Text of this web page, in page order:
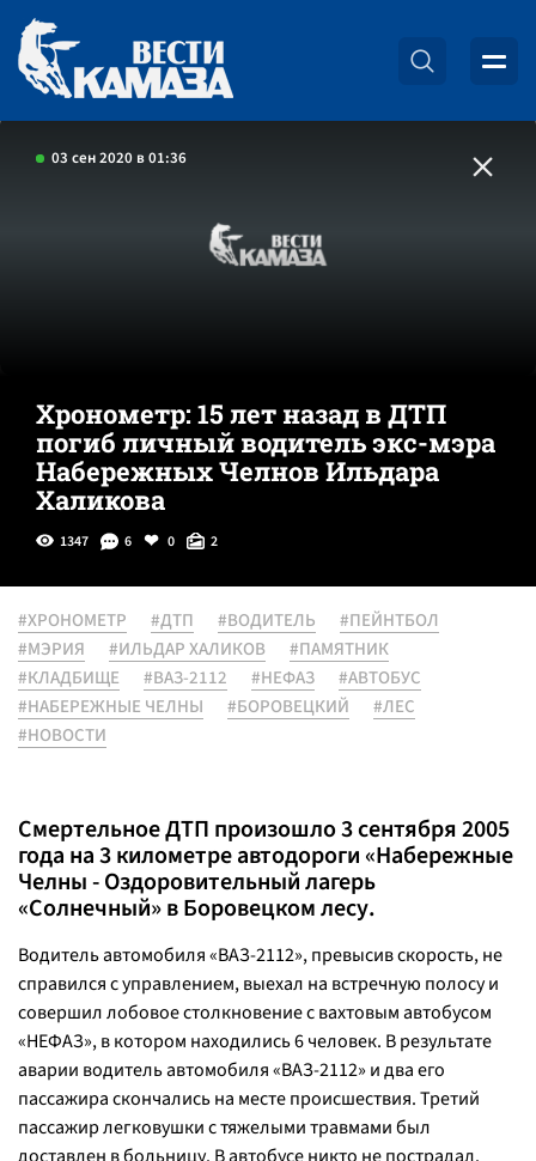
03 сен 2020 в 01:36
Хронометр: 15 лет назад в ДТП
погиб личный водитель экс-мэра
Набережных Челнов Ильдара
Халикова
1347 6 0 2
#ХРОНОМЕТР #ДТП #ВОДИТЕЛЬ
#ПЕЙНТБОЛ
#МЭРИЯ
#ИЛЬДАР ХАЛИКОВ
#ПАМЯТНИК
#КЛАДБИЩЕ
#ВАЗ-2112 #НЕФАЗ
#АВТОБУС
#НАБЕРЕЖНЫЕ ЧЕЛНЫ
#БОРОВЕЦКИЙ
#ЛЕС
#НОВОСТИ
Смертельное ДТП произошло 3 сентября 2005
года на 3 километре автодороги «Набережные
Челны - Оздоровительный лагерь
«Солнечный» в Боровецком лесу.
Водитель автомобиля «ВАЗ-2112», превысив скорость, не
справился с управлением, выехал на встречную полосу и
совершил лобовое столкновение с вахтовым автобусом
«НЕФАЗ», в котором находились 6 человек. В результате
аварии водитель автомобиля «ВАЗ-2112» и два его
пассажира скончались на месте происшествия. Третий
пассажир легковушки с тяжелыми травмами был